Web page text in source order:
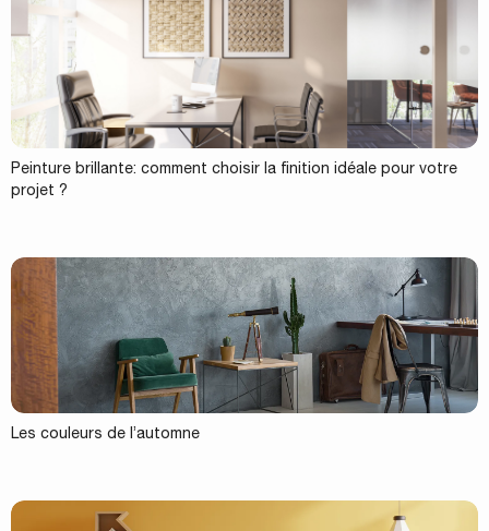
Peinture brillante: comment choisir la finition idéale pour votre
projet ?
Les couleurs de l’automne